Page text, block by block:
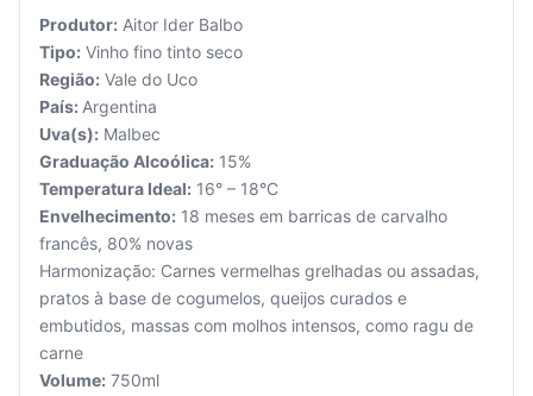
Seu
carrinho
está
vazio.
Produtor: Aitor Ider Balbo
Tipo: Vinho fino tinto seco
Região: Vale do Uco
País: Argentina
Uva(s): Malbec
Graduação Alcoólica: 15%
Temperatura Ideal: 16° – 18°C
Envelhecimento: 18 meses em barricas de carvalho
francês, 80% novas
Harmonização: Carnes vermelhas grelhadas ou assadas,
pratos à base de cogumelos, queijos curados e
embutidos, massas com molhos intensos, como ragu de
carne
Volume: 750ml